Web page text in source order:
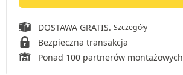
DOSTAWA GRATIS. Szczegóły
Bezpieczna transakcja
Ponad 100 partnerów montażowych